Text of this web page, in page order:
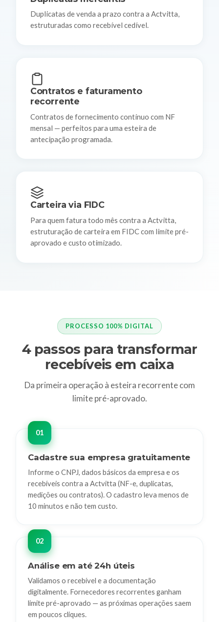
Duplicatas de venda a prazo contra a Actvitta,
estruturadas como recebível cedível.
Contratos e faturamento
recorrente
Contratos de fornecimento contínuo com NF
mensal — perfeitos para uma esteira de
antecipação programada.
Carteira via FIDC
Para quem fatura todo mês contra a Actvitta,
estruturação de carteira em FIDC com limite pré-
aprovado e custo otimizado.
PROCESSO 100% DIGITAL
4 passos para transformar
recebíveis em caixa
Da primeira operação à esteira recorrente com
limite pré-aprovado.
Cadastre sua empresa gratuitamente
Informe o CNPJ, dados básicos da empresa e os
recebíveis contra a Actvitta (NF-e, duplicatas,
medições ou contratos). O cadastro leva menos de
10 minutos e não tem custo.
Análise em até 24h úteis
Validamos o recebível e a documentação
digitalmente. Fornecedores recorrentes ganham
limite pré-aprovado — as próximas operações saem
em poucos cliques.